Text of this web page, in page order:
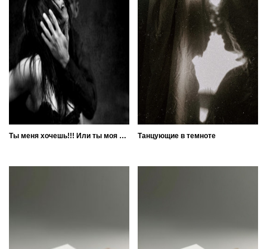
Ты меня хочешь!!! Или ты моя без вариантов Танцующие в темноте